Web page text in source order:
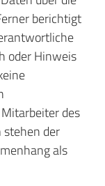
berichtigt
oder Hinweis
des
der
als